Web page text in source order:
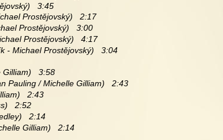
3:45
Prostějovský)   2:17
Prostějovský)   3:00
Prostějovský)   4:17
- Michael Prostějovský)   3:04
Gilliam)   3:58
Pauling / Michelle Gilliam)   2:43
2:43
2:52
2:14
Gilliam)   2:14